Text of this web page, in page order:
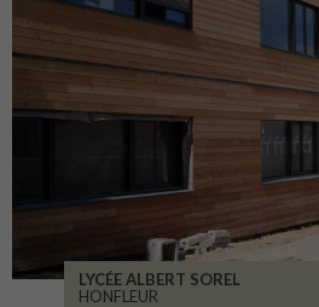
LYCÉE ALBERT SOREL
HONFLEUR